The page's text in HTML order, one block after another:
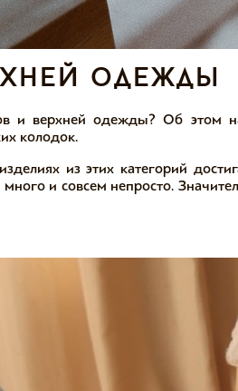
одежды
и верхней одежды? Об этом
колодок.
из этих категорий
и совсем непросто.